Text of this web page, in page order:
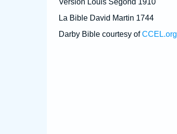
Version Louis Segond 1910
La Bible David Martin 1744
Darby Bible courtesy ofCCEL.org